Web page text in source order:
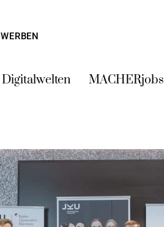
WERBEN
Digitalwelten MACHERjobs